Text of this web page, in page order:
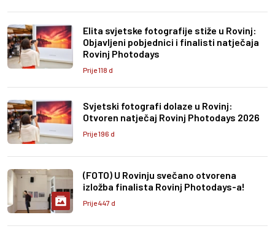
Elita svjetske fotografije stiže u Rovinj:
Objavljeni pobjednici i finalisti natječaja
Rovinj Photodays
Prije 118 d
Svjetski fotografi dolaze u Rovinj:
Otvoren natječaj Rovinj Photodays 2026
Prije 196 d
(FOTO) U Rovinju svečano otvorena
izložba finalista Rovinj Photodays-a!
Prije 447 d